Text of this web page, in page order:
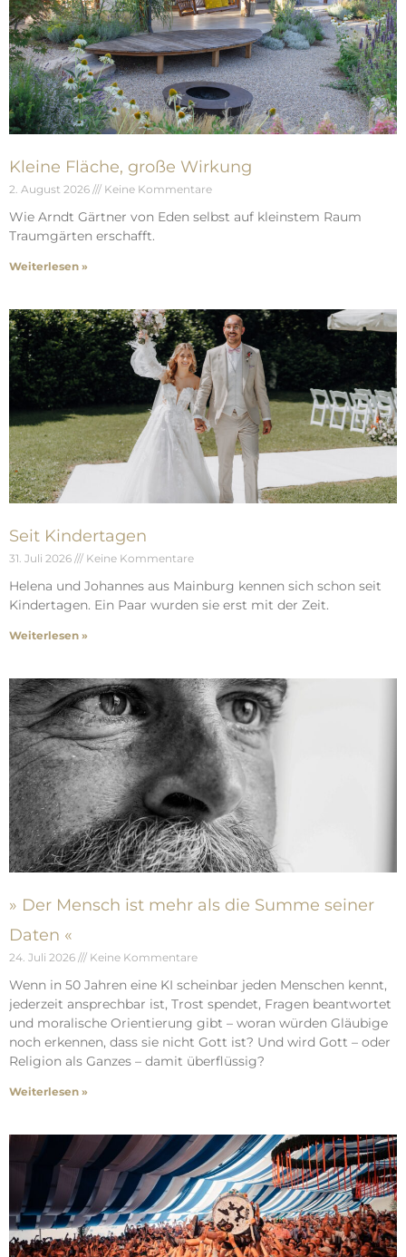
Kleine Fläche, große Wirkung
2. August 2026 Keine Kommentare
Wie Arndt Gärtner von Eden selbst auf kleinstem Raum
Traumgärten erschafft.
Weiterlesen »
Seit Kindertagen
31. Juli 2026 Keine Kommentare
Helena und Johannes aus Mainburg kennen sich schon seit
Kindertagen. Ein Paar wurden sie erst mit der Zeit.
Weiterlesen »
» Der Mensch ist mehr als die Summe seiner
Daten «
24. Juli 2026 Keine Kommentare
Wenn in 50 Jahren eine KI scheinbar jeden Menschen kennt,
jederzeit ansprechbar ist, Trost spendet, Fragen beantwortet
und moralische Orientierung gibt – woran würden Gläubige
noch erkennen, dass sie nicht Gott ist? Und wird Gott – oder
Religion als Ganzes – damit überflüssig?
Weiterlesen »